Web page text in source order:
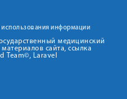
использования информации
медицинский
сайта, ссылка
Team©, Laravel